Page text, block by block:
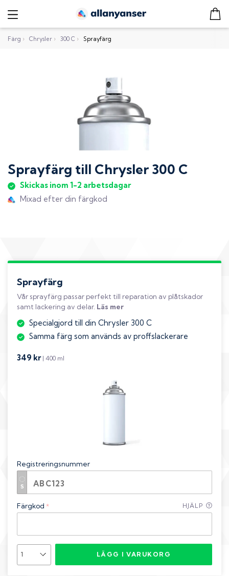
Färg › Chrysler › 300 C › Sprayfärg
Sprayfärg till Chrysler 300 C
Skickas inom 1-2 arbetsdagar
Mixad efter din färgkod
Sprayfärg
Vår sprayfärg passar perfekt till reparation av plåtskador
samt lackering av delar. Läs mer
Specialgjord till din Chrysler 300 C
Samma färg som används av proffslackerare
349 kr| 400 ml
Registreringsnummer
Färgkod * HJÄLP
LÄGG I VARUKORG